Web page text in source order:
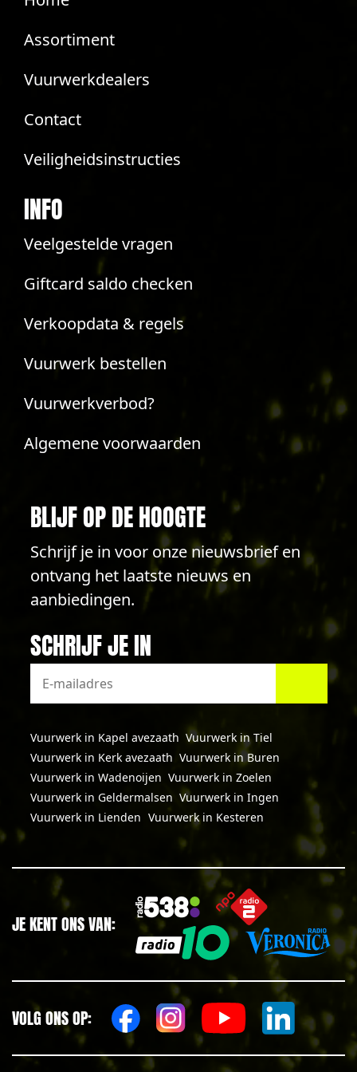
Assortiment
Vuurwerkdealers
Contact
Veiligheidsinstructies
INFO
Veelgestelde vragen
Giftcard saldo checken
Verkoopdata & regels
Vuurwerk bestellen
Vuurwerkverbod?
Algemene voorwaarden
BLIJF OP DE HOOGTE
Schrijf je in voor onze nieuwsbrief en
ontvang het laatste nieuws en
aanbiedingen.
SCHRIJF JE IN
Vuurwerk in Kapel avezaath Vuurwerk in Tiel
Vuurwerk in Kerk avezaath Vuurwerk in Buren
Vuurwerk in Wadenoijen Vuurwerk in Zoelen
Vuurwerk in Geldermalsen Vuurwerk in Ingen
Vuurwerk in Lienden Vuurwerk in Kesteren
JE KENT ONS VAN:
VOLG ONS OP: